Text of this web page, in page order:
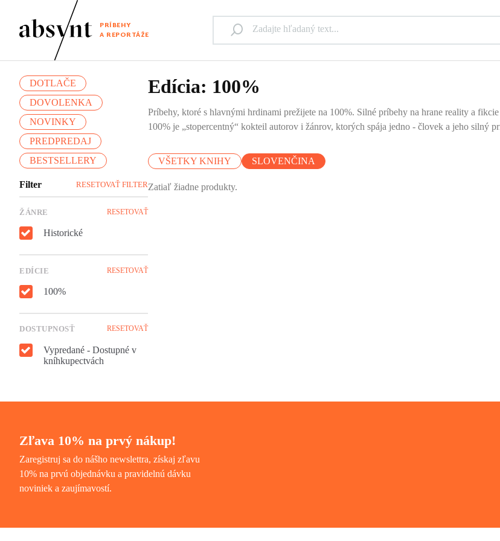
PRÍBEHY
A REPORTÁŽE
DOTLAČE
DOVOLENKA
NOVINKY
PREDPREDAJ
BESTSELLERY
Filter RESETOVAŤ FILTER
ŽÁNRE RESETOVAŤ
Historické
EDÍCIE RESETOVAŤ
100%
DOSTUPNOSŤ RESETOVAŤ
Vypredané - Dostupné v
kníhkupectvách
Edícia: 100%
Príbehy, ktoré s hlavnými hrdinami prežijete na 100%. Silné príbehy na hrane reality a
100% je „stopercentný“ kokteil autorov i žánrov, ktorých spája jedno - človek a jeho silný
VŠETKY KNIHY SLOVENČINA
Zatiaľ žiadne produkty.
Zľava 10% na prvý nákup!
Zaregistruj sa do nášho newslettra, získaj zľavu
10% na prvú objednávku a pravidelnú dávku
noviniek a zaujímavostí.